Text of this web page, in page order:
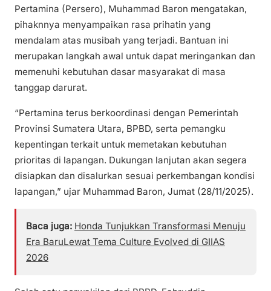
Pertamina (Persero), Muhammad Baron mengatakan,
pihaknnya menyampaikan rasa prihatin yang
mendalam atas musibah yang terjadi. Bantuan ini
merupakan langkah awal untuk dapat meringankan dan
memenuhi kebutuhan dasar masyarakat di masa
tanggap darurat.
“Pertamina terus berkoordinasi dengan Pemerintah
Provinsi Sumatera Utara, BPBD, serta pemangku
kepentingan terkait untuk memetakan kebutuhan
prioritas di lapangan. Dukungan lanjutan akan segera
disiapkan dan disalurkan sesuai perkembangan kondisi
lapangan,” ujar Muhammad Baron, Jumat (28/11/2025).
Baca juga: Honda Tunjukkan Transformasi Menuju
Era BaruLewat Tema Culture Evolved di GIIAS
2026